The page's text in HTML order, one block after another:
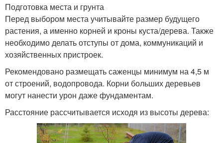
Подготовка места и грунта
Перед выбором места учитывайте размер будущего
растения, а именно корней и кроны куста/дерева. Также
необходимо делать отступы от дома, коммуникаций и
хозяйственных пристроек.
Рекомендовано размещать саженцы минимум на 4,5 м
от строений, водопровода. Корни больших деревьев
могут нанести урон даже фундаментам.
Расстояние рассчитывается исходя из высоты дерева: